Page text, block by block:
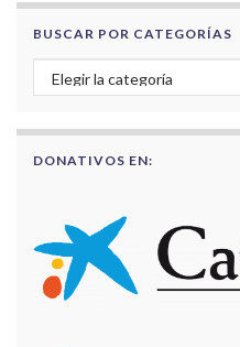
BUSCAR POR CATEGORÍAS
Buscar por categorías
DONATIVOS EN: